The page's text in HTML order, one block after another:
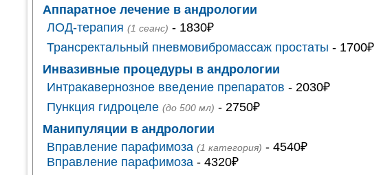
Аппаратное лечение в андрологии
ЛОД-терапия (1 сеанс) - 1830₽
Трансректальный пневмовибромассаж простаты - 1700₽
Инвазивные процедуры в андрологии
Интракавернозное введение препаратов - 2030₽
Пункция гидроцеле (до 500 мл) - 2750₽
Манипуляции в андрологии
Вправление парафимоза (1 категория) - 4540₽
Вправление парафимоза- 4320₽